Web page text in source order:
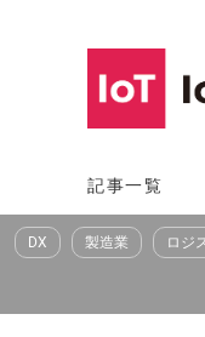
へ
ス
記事一覧
DX 製造業 ロジ